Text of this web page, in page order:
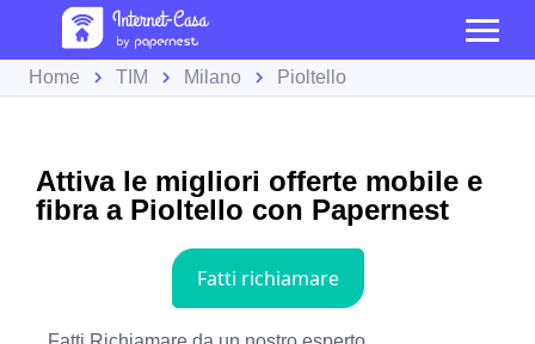
Home TIM Milano Pioltello